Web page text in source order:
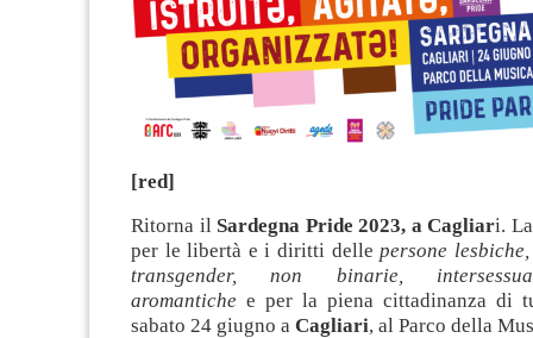
[red]
Ritorna il Sardegna Pride 2023, a Cagliari.
per le libertà e i diritti delle persone
transgender, non binarie,
aromantiche e per la piena cittadinanza di
sabato 24 giugno a Cagliari, al Parco della